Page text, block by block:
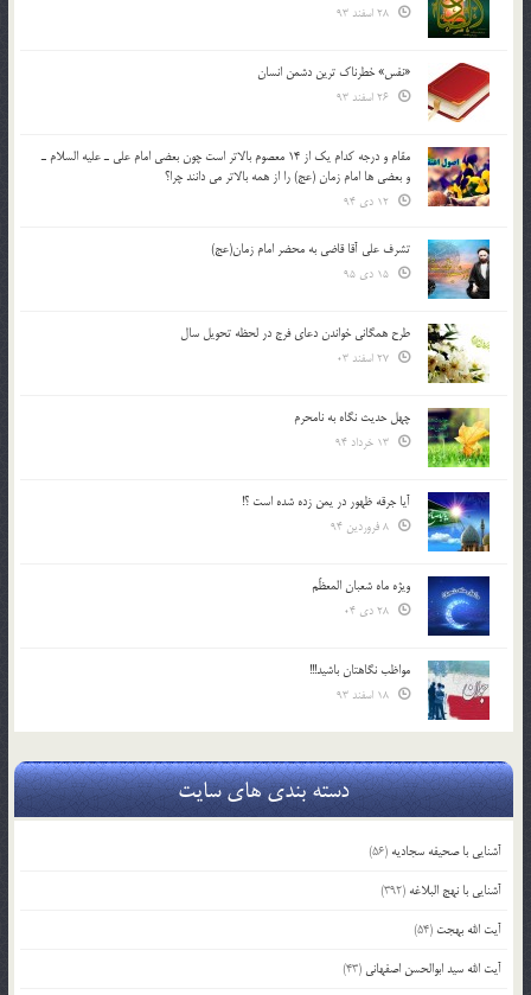
«نفس» خطرناک ترین دشمن انسان
مقام و درجه كدام يك از 14 معصوم بالاتر است چون بعضي امام علي ـ عليه السلام ـ
و بعضي ها امام زمان (عج) را از همه بالاتر مي دانند چرا؟
تشرف علي آقا قاضي به محضر امام زمان(عج)
طرح همگانی خواندن دعای فرج در لحظه تحویل سال
چهل حدیث نگاه به نامحرم
آیا جرقه ظهور در یمن زده شده است ؟!
ویژه ماه شعبان المعظّم
مواظب نگاهتان باشید!!!
دسته بندی های سایت
آشنایی با صحیفه سجادیه (56)
آشنایی با نهج البلاغه (392)
آیت الله بهجت (54)
آیت الله سید ابوالحسن اصفهانی (43)